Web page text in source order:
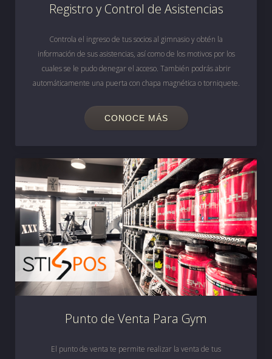
Registro y Control de Asistencias
Controla el ingreso de tus socios al gimnasio y obtén la
información de sus asistencias, así como de los motivos por los
cuales se le pudo denegar el acceso. También podrás abrir
automáticamente una puerta con chapa magnética o torniquete.
CONOCE MÁS
Punto de Venta Para Gym
El punto de venta te permite realizar la venta de tus